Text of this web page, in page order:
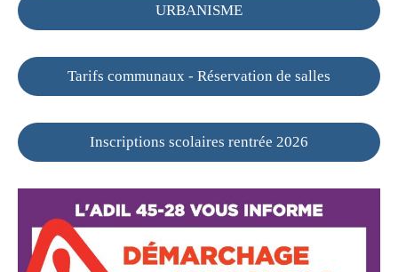
URBANISME
Tarifs communaux - Réservation de salles
Inscriptions scolaires rentrée 2026